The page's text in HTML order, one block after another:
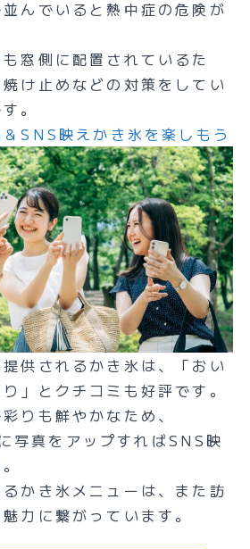
んでいると熱中症の危険が
窓側に配置されているた
け止めなどの対策をしてい
。
SNS映えかき氷を楽しもう
供されるかき氷は、「おい
」とクチコミも好評です。
りも鮮やかなため、
写真をアップすればSNS映
かき氷メニューは、また訪
力に繋がっています。